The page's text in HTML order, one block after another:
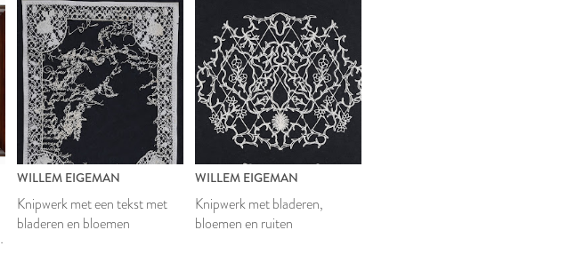
WILLEM EIGEMAN
Knipwerk met een tekst met
bladeren en bloemen
WILLEM EIGEMAN
Knipwerk met bladeren,
bloemen en ruiten